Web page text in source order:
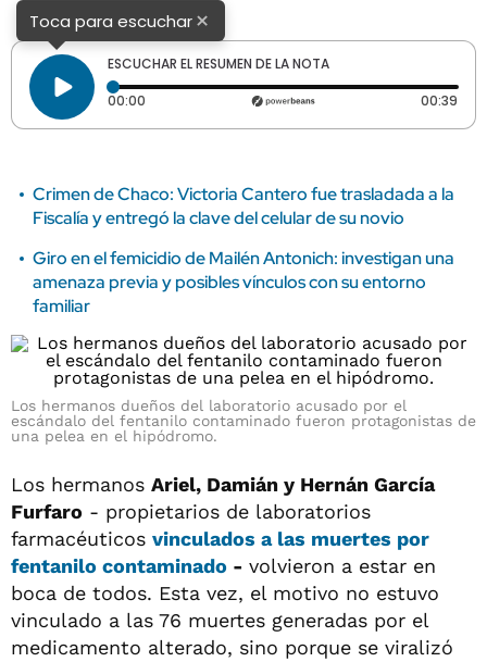
Toca para escuchar×
ESCUCHAR EL RESUMEN DE LA NOTA
00:00 Tiempo transcurrido: 0 segundos 00:39
Crimen de Chaco: Victoria Cantero fue trasladada a la
Fiscalía y entregó la clave del celular de su novio
Giro en el femicidio de Mailén Antonich: investigan una
amenaza previa y posibles vínculos con su entorno
familiar
Los hermanos dueños del laboratorio acusado por el
escándalo del fentanilo contaminado fueron protagonistas de
una pelea en el hipódromo.
Los hermanos Ariel, Damián y Hernán García
Furfaro - propietarios de laboratorios
farmacéuticos vinculados a las muertes por
fentanilo contaminado - volvieron a estar en
boca de todos. Esta vez, el motivo no estuvo
vinculado a las 76 muertes generadas por el
medicamento alterado, sino porque se viralizó